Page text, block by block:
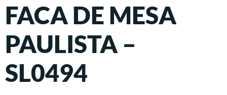
FACA DE MESA
PAULISTA –
SL0494